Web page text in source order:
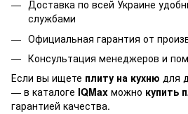
Доставка по всей Украине
службами
Официальная гарантия от
Консультация менеджеров и
Если вы ищете плиту на кухню для
— в каталоге IQMax можно купить
гарантией качества.